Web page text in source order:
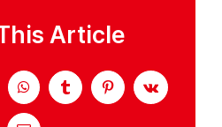
Article
WhatsAppTumblrPinterestVk